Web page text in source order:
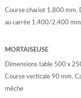
Course chariot 1.800 mm.
au carrée 1.400/2.400
MORTAISEUSE
Dimensions table 500 x
Course verticale 90 mm.
mêche